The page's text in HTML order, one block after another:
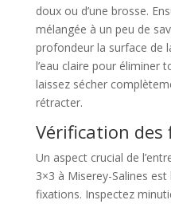
doux ou d’une brosse.
mélangée à un peu de
profondeur la surface de
l’eau claire pour éliminer
laissez sécher
rétracter.
Vérification des
Un aspect crucial de
3×3 à Miserey-Salines
fixations. Inspectez